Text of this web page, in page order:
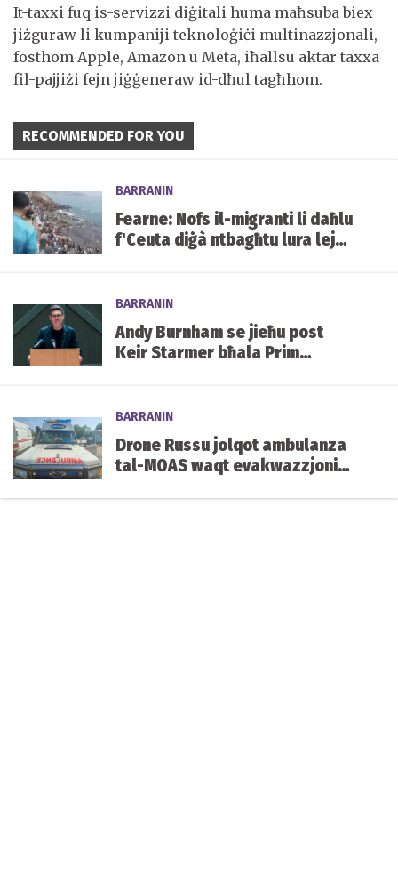
It-taxxi fuq is-servizzi diġitali huma maħsuba biex
jiżguraw li kumpaniji teknoloġiċi multinazzjonali,
fosthom Apple, Amazon u Meta, iħallsu aktar taxxa
fil-pajjiżi fejn jiġġeneraw id-dħul tagħhom.
RECOMMENDED FOR YOU
BARRANIN
Fearne: Nofs il-migranti li daħlu
f'Ceuta diġà ntbagħtu lura lejn
BARRANIN
Andy Burnham se jieħu post
Keir Starmer bħala Prim
BARRANIN
Drone Russu jolqot ambulanza
tal-MOAS waqt evakwazzjoni